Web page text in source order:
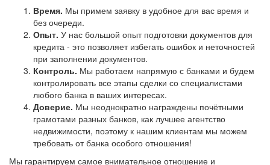
Время. Мы примем заявку в удобное для вас время и
без очереди.
Опыт. У нас большой опыт подготовки документов для
кредита - это позволяет избегать ошибок и неточностей
при заполнении документов.
Контроль. Мы работаем напрямую с банками и будем
контролировать все этапы сделки со специалистами
любого банка в ваших интересах.
Доверие. Мы неоднократно награждены почётными
грамотами разных банков, как лучшее агентство
недвижимости, поэтому к нашим клиентам мы можем
требовать от банка особого отношения!
Мы гарантируем самое внимательное отношение и